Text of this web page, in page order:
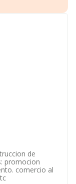
de
promocion
comercio al